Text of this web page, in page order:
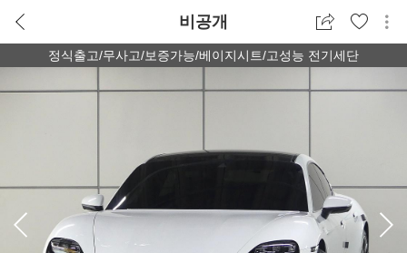
비공개
정식출고/무사고/보증가능/베이지시트/고성능 전기세단